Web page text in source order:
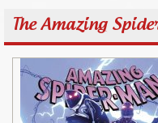
The Amazing